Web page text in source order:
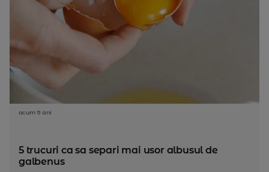
acum 11 ani
5 trucuri ca sa separi mai usor albusul de
galbenus